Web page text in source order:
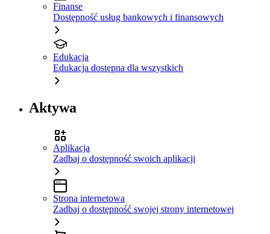
Finanse
Dostępność usług bankowych i finansowych
Edukacja
Edukacja dostępna dla wszystkich
Aktywa
Aplikacja
Zadbaj o dostępność swoich aplikacji
Strona internetowa
Zadbaj o dostępność swojej strony internetowej